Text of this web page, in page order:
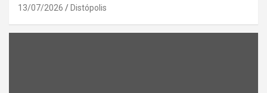
13/07/2026 Distópolis